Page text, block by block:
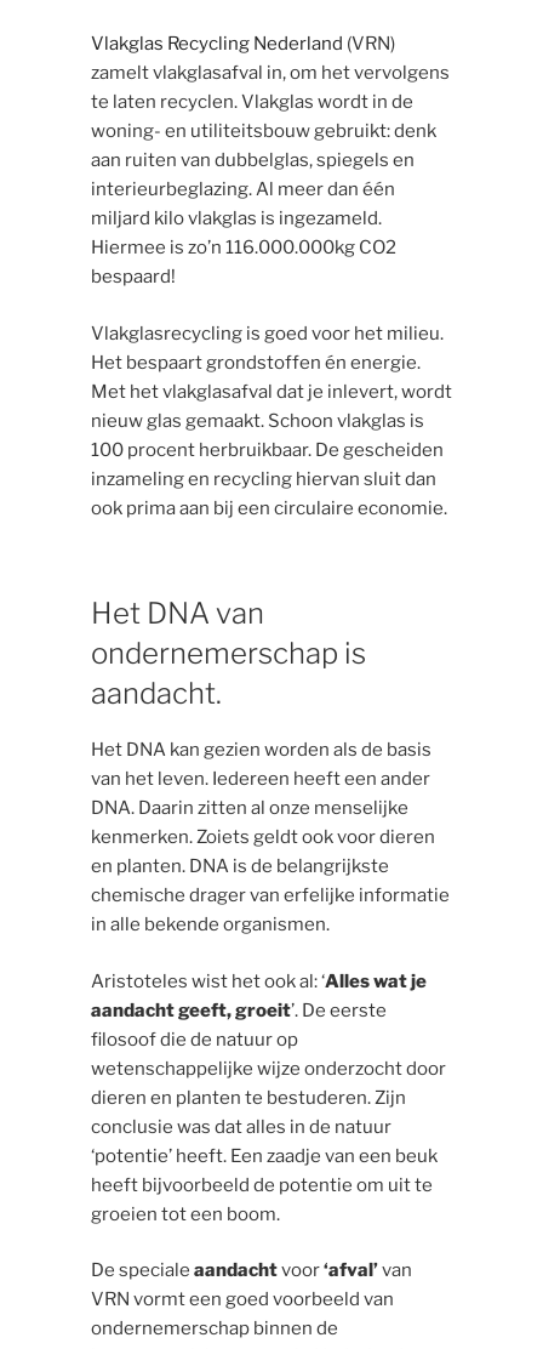
Vlakglas Recycling Nederland (VRN)
zamelt vlakglasafval in, om het vervolgens
te laten recyclen. Vlakglas wordt in de
woning- en utiliteitsbouw gebruikt: denk
aan ruiten van dubbelglas, spiegels en
interieurbeglazing. Al meer dan één
miljard kilo vlakglas is ingezameld.
Hiermee is zo’n 116.000.000kg CO2
bespaard!
Vlakglasrecycling is goed voor het milieu.
Het bespaart grondstoffen én energie.
Met het vlakglasafval dat je inlevert, wordt
nieuw glas gemaakt. Schoon vlakglas is
100 procent herbruikbaar. De gescheiden
inzameling en recycling hiervan sluit dan
ook prima aan bij een circulaire economie.
Het DNA van
ondernemerschap is
aandacht.
Het DNA kan gezien worden als de basis
van het leven. Iedereen heeft een ander
DNA. Daarin zitten al onze menselijke
kenmerken. Zoiets geldt ook voor dieren
en planten. DNA is de belangrijkste
chemische drager van erfelijke informatie
in alle bekende organismen.
Aristoteles wist het ook al: ‘Alles wat je
aandacht geeft, groeit’. De eerste
filosoof die de natuur op
wetenschappelijke wijze onderzocht door
dieren en planten te bestuderen. Zijn
conclusie was dat alles in de natuur
‘potentie’ heeft. Een zaadje van een beuk
heeft bijvoorbeeld de potentie om uit te
groeien tot een boom.
De speciale aandachtvoor‘afval’van
VRN vormt een goed voorbeeld van
ondernemerschap binnen de